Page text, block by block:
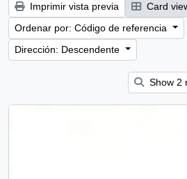
Imprimir vista previa Card
Ordenar por: Código de referencia
Dirección: Descendente
Show 2